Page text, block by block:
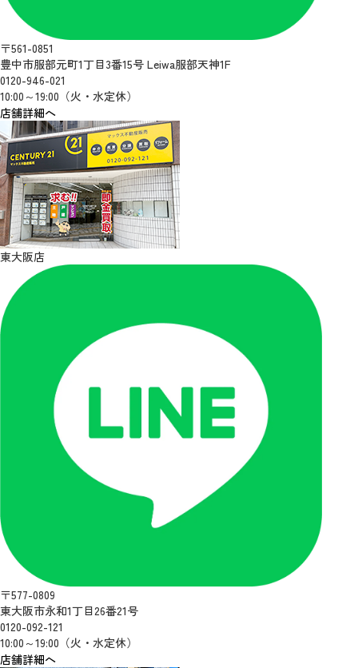
〒561-0851
豊中市服部元町1丁目3番15号 Leiwa服部天神1F
0120-946-021
10:00～19:00（火・水定休）
店舗詳細へ
東大阪店
〒577-0809
東大阪市永和1丁目26番21号
0120-092-121
10:00～19:00（火・水定休）
店舗詳細へ